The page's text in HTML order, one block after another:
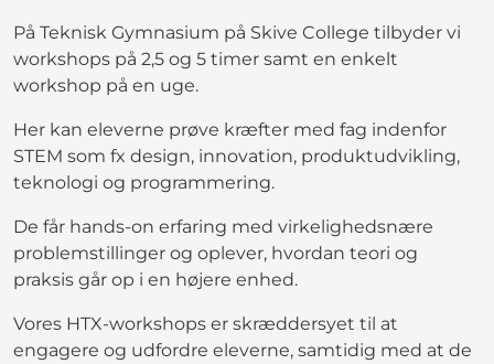
På Teknisk Gymnasium på Skive College tilbyder vi
workshops på 2,5 og 5 timer samt en enkelt
workshop på en uge.
Her kan eleverne prøve kræfter med fag indenfor
STEM som fx design, innovation, produktudvikling,
teknologi og programmering.
De får hands-on erfaring med virkelighedsnære
problemstillinger og oplever, hvordan teori og
praksis går op i en højere enhed.
Vores HTX-workshops er skræddersyet til at
engagere og udfordre eleverne, samtidig med at de